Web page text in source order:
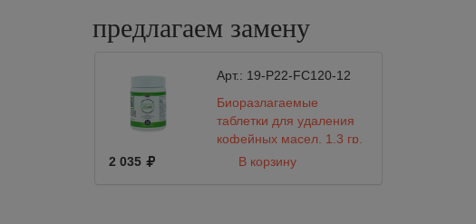
предлагаем замену
Арт.: 19-P22-FC120-12
Биоразлагаемые
таблетки для удаления
кофейных масел, 1.3 гр.
120 шт. Biocaf Tablets
2 035 В корзину